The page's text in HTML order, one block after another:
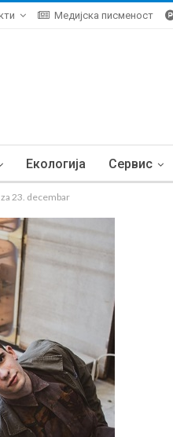
Медијска писменост
Екологија Сервис
za 23. decembar